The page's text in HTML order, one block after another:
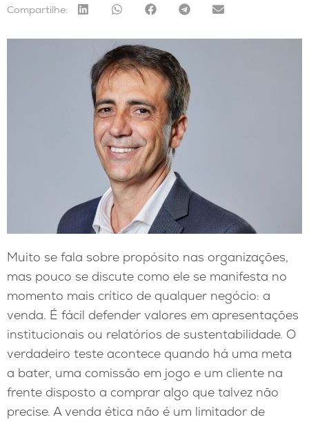
Compartilhe:
Muito se fala sobre propósito nas organizações,
mas pouco se discute como ele se manifesta no
momento mais crítico de qualquer negócio: a
venda. É fácil defender valores em apresentações
institucionais ou relatórios de sustentabilidade. O
verdadeiro teste acontece quando há uma meta
a bater, uma comissão em jogo e um cliente na
frente disposto a comprar algo que talvez não
precise. A venda ética não é um limitador de